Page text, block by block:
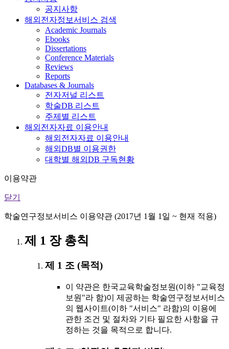
공지사항
해외전자정보서비스 검색
Academic Journals
Ebooks
Dissertations
Conference Materials
Reviews
Reports
Databases & Journals
전자저널 리스트
학술DB 리스트
주제별 리스트
해외전자자료 이용안내
해외전자자료 이용안내
해외DB별 이용권한
대학별 해외DB 구독현황
이용약관
닫기
학술연구정보서비스 이용약관 (2017년 1월 1일 ~ 현재 적용)
제 1 장 총칙
제 1 조 (목적)
이 약관은 한국교육학술정보원(이하 "교육정
보원"라 함)이 제공하는 학술연구정보서비스
의 웹사이트(이하 "서비스" 라함)의 이용에
관한 조건 및 절차와 기타 필요한 사항을 규
정하는 것을 목적으로 합니다.